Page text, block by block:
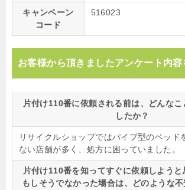
キャンペーン
コード
516023
お客様から頂きましたアンケート内容
片付け110番に依頼される前は、どんなこ
したか？
リサイクルショップではパイプ型のベッド
ない店舗が多く、処方に困っていました。
片付け110番を知ってすぐに依頼しようと
もしそうでなかった場合は、どのような